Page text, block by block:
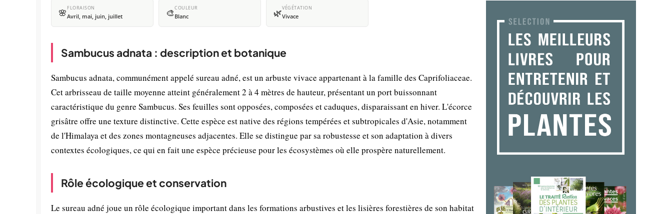
🌸 FLORAISON
Avril, mai, juin, juillet 🎨COULEUR
Blanc 🌿VÉGÉTATION
Vivace
Sambucus adnata : description et botanique
Sambucus adnata, communément appelé sureau adné, est un arbuste vivace appartenant à la famille des Caprifoliaceae.
Cet arbrisseau de taille moyenne atteint généralement 2 à 4 mètres de hauteur, présentant un port buissonnant
caractéristique du genre Sambucus. Ses feuilles sont opposées, composées et caduques, disparaissant en hiver. L'écorce
grisâtre offre une texture distinctive. Cette espèce est native des régions tempérées et subtropicales d'Asie, notamment
de l'Himalaya et des zones montagneuses adjacentes. Elle se distingue par sa robustesse et son adaptation à divers
contextes écologiques, ce qui en fait une espèce précieuse pour les écosystèmes où elle prospère naturellement.
Rôle écologique et conservation
Le sureau adné joue un rôle écologique important dans les formations arbustives et les lisières forestières de son habitat